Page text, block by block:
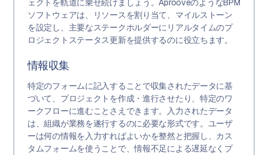
ェクトを軌道に乗せ続けましょう。AprooveのようなBPM
ソフトウェアは、リソースを割り当て、マイルストーン
を設定し、主要なステークホルダーにリアルタイムのプ
ロジェクトステータス更新を提供するのに役立ちます。
情報収集
特定のフォームに記入することで収集されたデータに基
づいて、プロジェクトを作成・進行させたり、特定のワ
ークフローに進むことさえできます。入力されたデータ
は、組織が業務を遂行するのに必要な形式です。ユーザ
ーは何の情報を入力すればよいかを整然と把握し、カス
タムフォームを使うことで、情報不足による遅延なくプ